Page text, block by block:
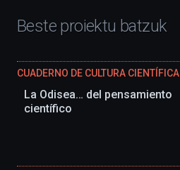
Beste proiektu batzuk
CUADERNO DE CULTURA CIENTÍFICA
La Odisea… del pensamiento
científico